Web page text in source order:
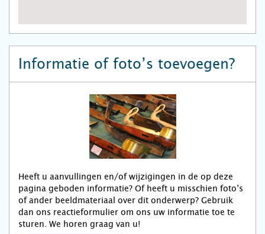
Informatie of foto’s toevoegen?
Heeft u aanvullingen en/of wijzigingen in de op deze
pagina geboden informatie? Of heeft u misschien foto’s
of ander beeldmateriaal over dit onderwerp? Gebruik
dan ons reactieformulier om ons uw informatie toe te
sturen. We horen graag van u!